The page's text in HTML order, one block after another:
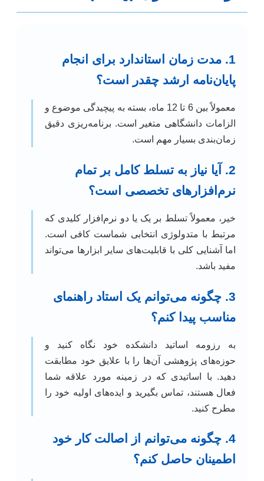
1. مدت زمان استاندارد برای انجام
پایان‌نامه ارشد چقدر است؟
معمولاً بین 6 تا 12 ماه، بسته به پیچیدگی موضوع و
الزامات دانشگاهی متغیر است. برنامه‌ریزی دقیق
زمان‌بندی بسیار مهم است.
2. آیا نیاز به تسلط کامل بر تمام
نرم‌افزارهای تخصصی است؟
خیر، معمولاً تسلط بر یک یا دو نرم‌افزار کلیدی که
مرتبط با متدولوژی انتخابی شماست کافی است.
اما آشنایی کلی با قابلیت‌های سایر ابزارها می‌تواند
مفید باشد.
3. چگونه می‌توانم یک استاد راهنمای
مناسب پیدا کنم؟
به رزومه اساتید دانشکده خود نگاه کنید و
حوزه‌های پژوهشی آن‌ها را با علایق خود مطابقت
دهید. با اساتیدی که در زمینه مورد علاقه شما
فعال هستند، تماس بگیرید و ایده‌های اولیه خود را
مطرح کنید.
4. چگونه می‌توانم از اصالت کار خود
اطمینان حاصل کنم؟